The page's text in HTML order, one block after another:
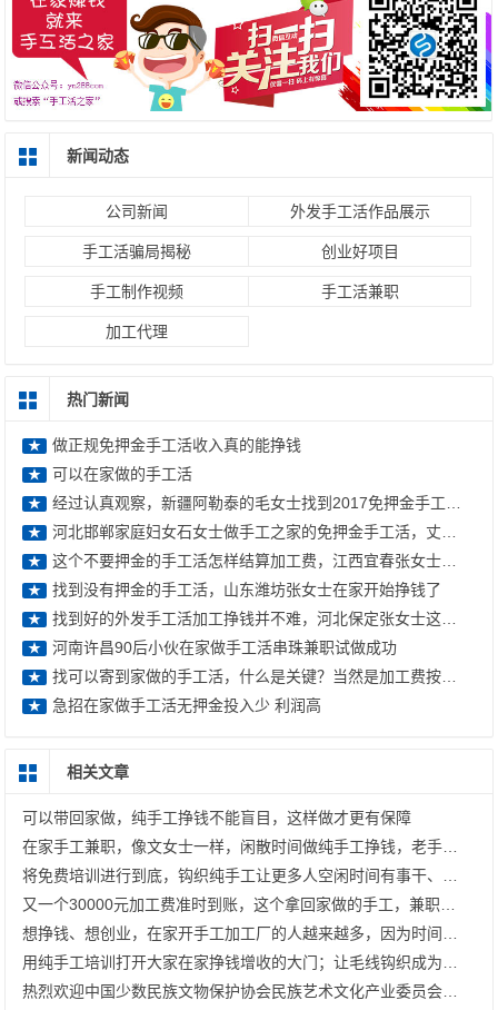
新闻动态
公司新闻 外发手工活作品展示
手工活骗局揭秘 创业好项目
手工制作视频 手工活兼职
加工代理
热门新闻
★ 做正规免押金手工活收入真的能挣钱
★ 可以在家做的手工活
★ 经过认真观察，新疆阿勒泰的毛女士找到2017免押金手工活外发好项目，
★ 河北邯郸家庭妇女石女士做手工之家的免押金手工活，丈夫在外打工后在家挣钱
★ 这个不要押金的手工活怎样结算加工费，江西宜春张女士这样回答
★ 找到没有押金的手工活，山东潍坊张女士在家开始挣钱了
★ 找到好的外发手工活加工挣钱并不难，河北保定张女士这样说
★ 河南许昌90后小伙在家做手工活串珠兼职试做成功
★ 找可以寄到家做的手工活，什么是关键？当然是加工费按时结算
★ 急招在家做手工活无押金投入少 利润高
相关文章
可以带回家做，纯手工挣钱不能盲目，这样做才更有保障